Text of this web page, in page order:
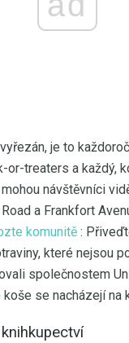
je to
or-treaters a každý,
návštěvníci
a Frankfort
komunitě :
které nejsou
společnostem
se nacházejí na